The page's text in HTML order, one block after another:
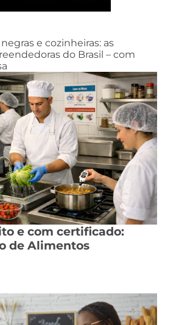
e cozinheiras: as
do Brasil – com
e com certificado:
de Alimentos